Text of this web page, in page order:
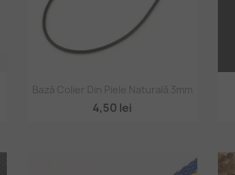
Vizualizare rapidă
Bază Colier Din Piele Naturală 3mm
4,50 lei